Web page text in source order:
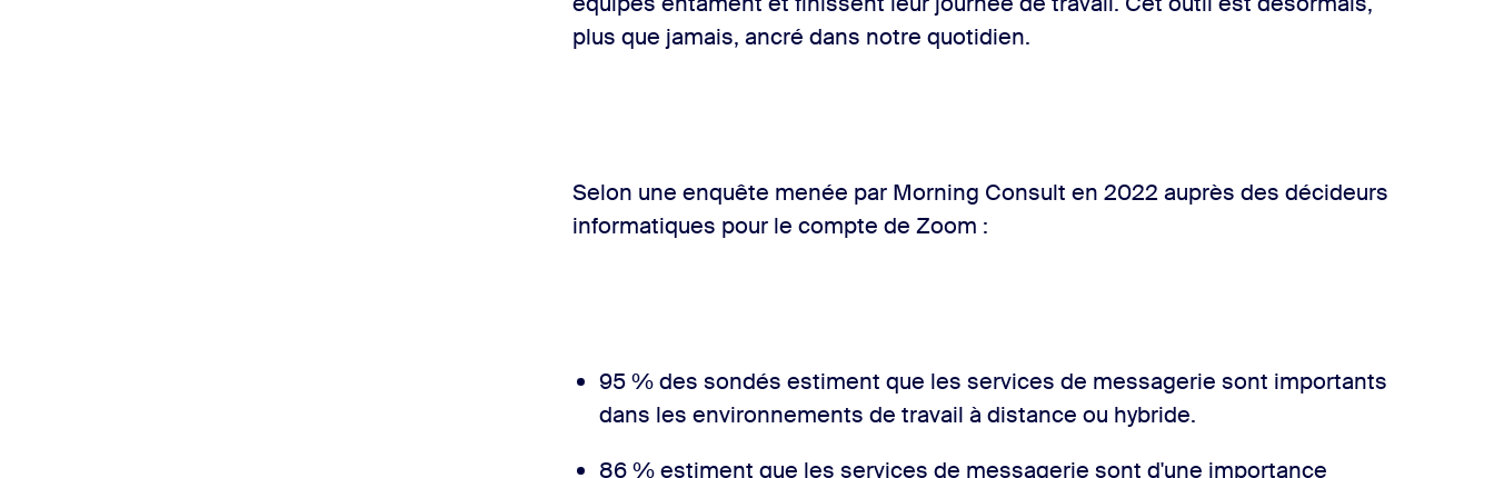
plus que jamais, ancré dans notre quotidien.
Selon une enquête menée par Morning Consult en 2022 auprès des décideurs
informatiques pour le compte de Zoom :
95 % des sondés estiment que les services de messagerie sont importants
dans les environnements de travail à distance ou hybride.
86 % estiment que les services de messagerie sont d'une importance